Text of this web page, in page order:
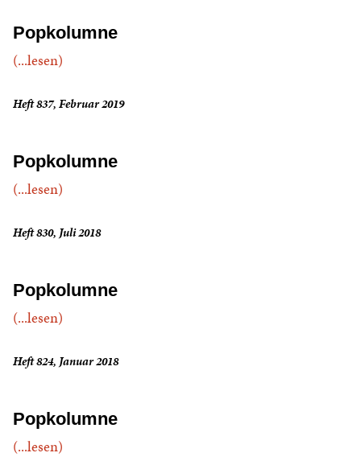
Popkolumne
(...lesen)
Heft 837, Februar 2019
Popkolumne
(...lesen)
Heft 830, Juli 2018
Popkolumne
(...lesen)
Heft 824, Januar 2018
Popkolumne
(...lesen)